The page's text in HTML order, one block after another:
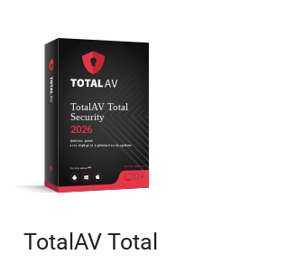
TotalAV Total